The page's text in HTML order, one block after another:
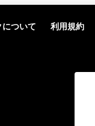
ついて 利用規約